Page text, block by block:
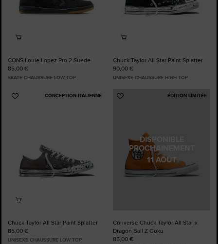
CONS Louie Lopez Pro 2 Suede
85,00 €
SKATE CHAUSSURE LOW TOP
Chuck Taylor All Star Paint Splatter
90,00 €
UNISEXE CHAUSSURE HIGH TOP
CONCEPTION ITALIENNE
Ajouter
Chuck Taylor All Star Paint Splatter
85,00 €
UNISEXE CHAUSSURE LOW TOP
DISPONIBLE
PROCHAINEMENT
11 AOÛT
ÉDITION LIMITÉE
Ajouter
Converse Chuck Taylor All Star x
Dragon Ball Z Goku
85,00 €